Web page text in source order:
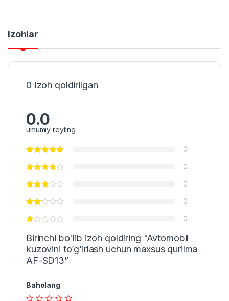
Izohlar
0 Izoh qoldirilgan
0.0
umumiy reyting
0
0
0
0
0
Birinchi bo'lib izoh qoldiring “Avtomobil
kuzovini to’g’irlash uchun maxsus qurilma
AF-SD13”
Baholang